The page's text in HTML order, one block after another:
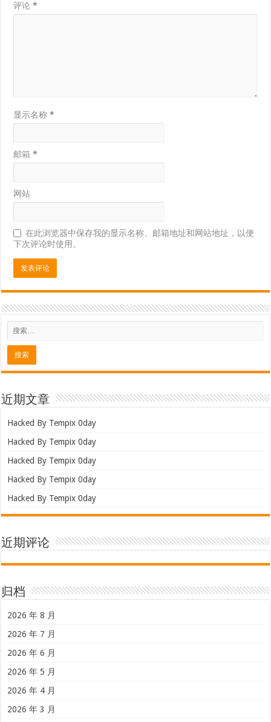
评论*
显示名称*
邮箱*
网站
在此浏览器中保存我的显示名称、邮箱地址和网站地址，以便
下次评论时使用。
近期文章
Hacked By Tempix 0day
Hacked By Tempix 0day
Hacked By Tempix 0day
Hacked By Tempix 0day
Hacked By Tempix 0day
近期评论
归档
2026 年 8 月
2026 年 7 月
2026 年 6 月
2026 年 5 月
2026 年 4 月
2026 年 3 月